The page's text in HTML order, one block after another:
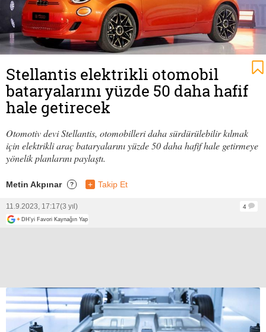
Stellantis elektrikli otomobil
bataryalarını yüzde 50 daha hafif
hale getirecek
Otomotiv devi Stellantis, otomobilleri daha sürdürülebilir kılmak
için elektrikli araç bataryalarını yüzde 50 daha hafif hale getirmeye
yönelik planlarını paylaştı.
Metin Akpınar ? + Takip Et
11.9.2023, 17:17(3 yıl)
4
+ DH'yi Favori Kaynağın Yap